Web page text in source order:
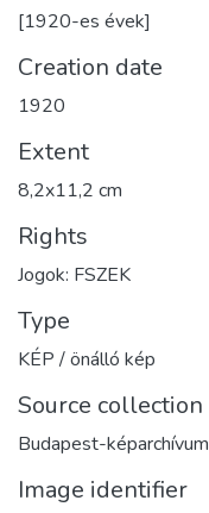
[1920-es évek]
Creation date
1920
Extent
8,2x11,2 cm
Rights
Jogok: FSZEK
Type
KÉP / önálló kép
Source collection
Budapest-képarchívum
Image identifier